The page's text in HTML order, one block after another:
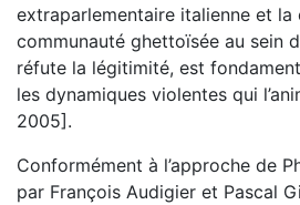
extraparlementaire italienne et
communauté ghettoïsée au sein
réfute la légitimité, est
les dynamiques violentes qui
2005].
Conformément à l’approche de
par François Audigier et Pascal